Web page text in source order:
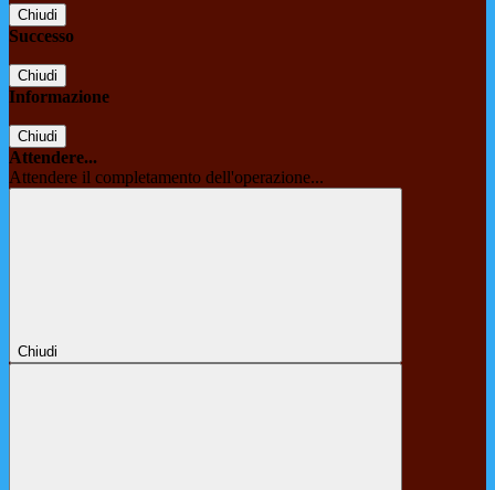
Chiudi
Successo
Chiudi
Informazione
Chiudi
Attendere...
Attendere il completamento dell'operazione...
Chiudi